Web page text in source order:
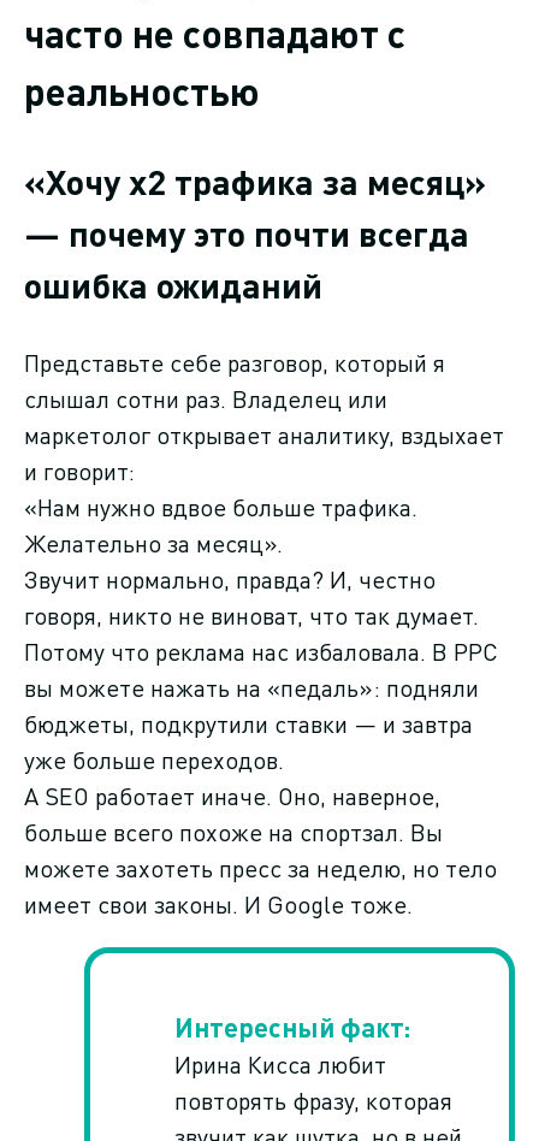
часто не совпадают с
реальностью
«Хочу х2 трафика за месяц»
— почему это почти всегда
ошибка ожиданий
Представьте себе разговор, который я
слышал сотни раз. Владелец или
маркетолог открывает аналитику, вздыхает
и говорит:
«Нам нужно вдвое больше трафика.
Желательно за месяц».
Звучит нормально, правда? И, честно
говоря, никто не виноват, что так думает.
Потому что реклама нас избаловала. В PPC
вы можете нажать на «педаль»: подняли
бюджеты, подкрутили ставки — и завтра
уже больше переходов.
А SEO работает иначе. Оно, наверное,
больше всего похоже на спортзал. Вы
можете захотеть пресс за неделю, но тело
имеет свои законы. И Google тоже.
Ирина Кисса любит
повторять фразу, которая